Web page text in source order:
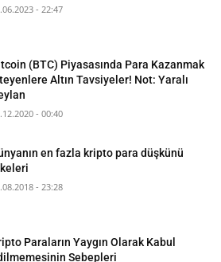
- 22:47
(BTC) Piyasasında Para Kazanmak
Altın Tavsiyeler! Not: Yaralı
- 00:40
en fazla kripto para düşkünü
- 23:28
Paraların Yaygın Olarak Kabul
Sebepleri